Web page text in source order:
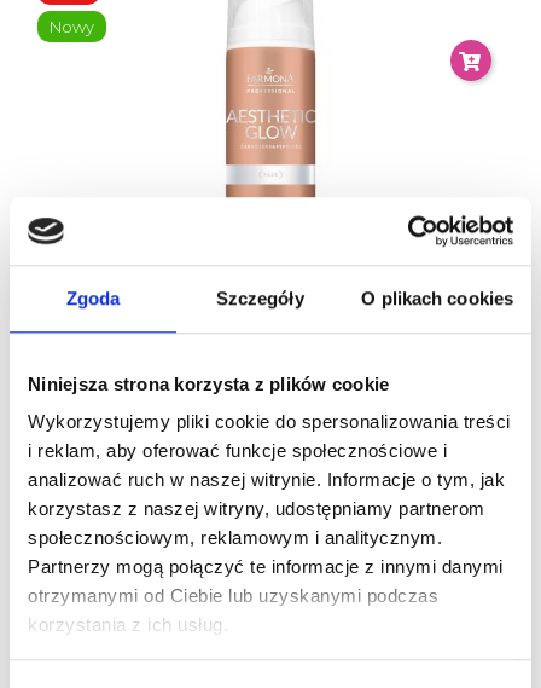
Zgoda Szczegóły O plikach cookies
Niniejsza strona korzysta z plików cookie
Wykorzystujemy pliki cookie do spersonalizowania treści
i reklam, aby oferować funkcje społecznościowe i
analizować ruch w naszej witrynie. Informacje o tym, jak
korzystasz z naszej witryny, udostępniamy partnerom
społecznościowym, reklamowym i analitycznym.
Partnerzy mogą połączyć te informacje z innymi danymi
otrzymanymi od Ciebie lub uzyskanymi podczas
korzystania z ich usług.
Farmona AESTHETIC GLOW Krem
Nowy
Nowy